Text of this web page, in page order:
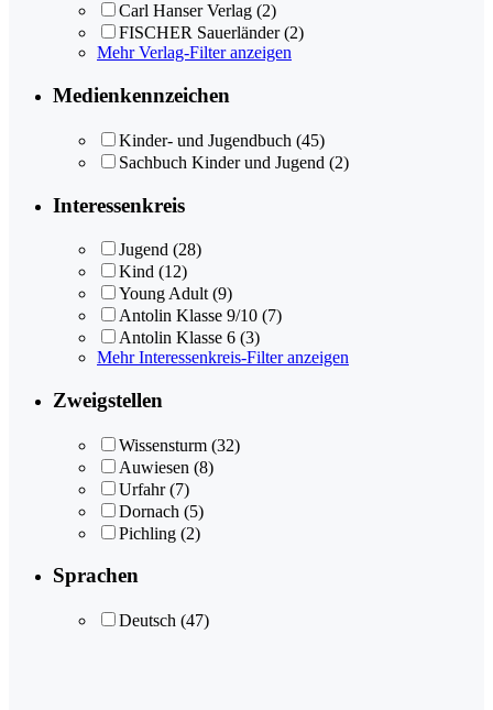
Carl Hanser Verlag (2)
FISCHER Sauerländer (2)
Mehr Verlag-Filter anzeigen
Medienkennzeichen
Kinder- und Jugendbuch (45)
Sachbuch Kinder und Jugend (2)
Interessenkreis
Jugend (28)
Kind (12)
Young Adult (9)
Antolin Klasse 9/10 (7)
Antolin Klasse 6 (3)
Mehr Interessenkreis-Filter anzeigen
Zweigstellen
Wissensturm (32)
Auwiesen (8)
Urfahr (7)
Dornach (5)
Pichling (2)
Sprachen
Deutsch (47)